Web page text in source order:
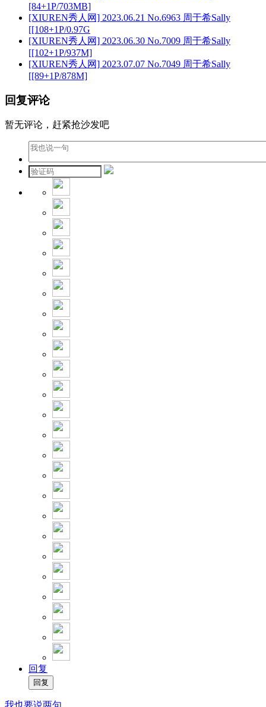
[84+1P/703MB]
[XIUREN秀人网] 2023.06.21 No.6963 周于希Sally
[[108+1P/0.97G
[XIUREN秀人网] 2023.06.30 No.7009 周于希Sally
[[102+1P/937M]
[XIUREN秀人网] 2023.07.07 No.7049 周于希Sally
[[89+1P/878M]
回复评论
暂无评论，赶紧抢沙发吧
回复